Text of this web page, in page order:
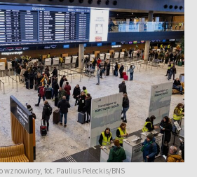
wznowiony, fot. Paulius Peleckis/BNS